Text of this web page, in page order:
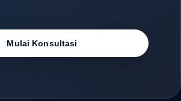
Mulai Konsultasi